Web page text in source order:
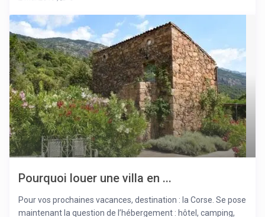
Pourquoi louer une villa en ...
Pour vos prochaines vacances, destination : la Corse. Se pose
maintenant la question de l’hébergement : hôtel, camping,